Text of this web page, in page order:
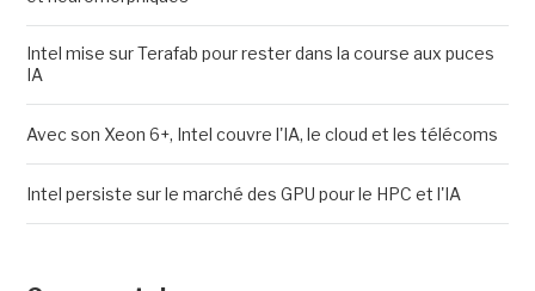
Intel mise sur Terafab pour rester dans la course aux puces
IA
Avec son Xeon 6+, Intel couvre l'IA, le cloud et les télécoms
Intel persiste sur le marché des GPU pour le HPC et l'IA